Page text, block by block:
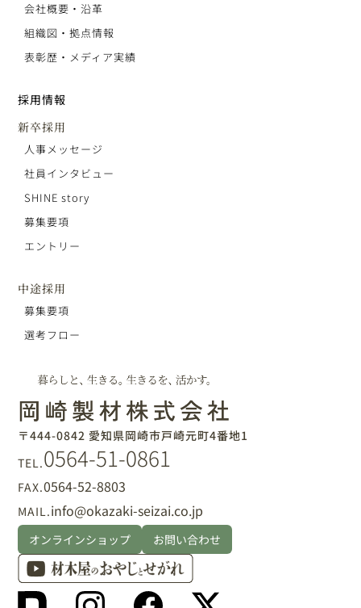
会社概要・沿革
組織図・拠点情報
表彰歴・メディア実績
採用情報
新卒採用
人事メッセージ
社員インタビュー
SHINE story
募集要項
エントリー
中途採用
募集要項
選考フロー
〒444-0842 愛知県岡崎市戸崎元町4番地1
TEL.0564-51-0861
FAX.0564-52-8803
MAIL.info@okazaki-seizai.co.jp
オンラインショップ お問い合わせ